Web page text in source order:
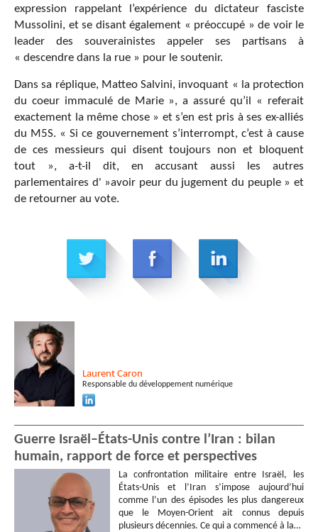
expression rappelant l’expérience du dictateur fasciste
Mussolini, et se disant également « préoccupé » de voir le
leader des souverainistes appeler ses partisans à
« descendre dans la rue » pour le soutenir.
Dans sa réplique, Matteo Salvini, invoquant « la protection
du coeur immaculé de Marie », a assuré qu’il « referait
exactement la même chose » et s’en est pris à ses ex-alliés
du M5S. « Si ce gouvernement s’interrompt, c’est à cause
de ces messieurs qui disent toujours non et bloquent
tout », a-t-il dit, en accusant aussi les autres
parlementaires d' »avoir peur du jugement du peuple » et
de retourner au vote.
Laurent Caron
Responsable du développement numérique
Guerre Israël–États-Unis contre l’Iran : bilan
humain, rapport de force et perspectives
La confrontation militaire entre Israël, les
États-Unis et l’Iran s’impose aujourd’hui
comme l’un des épisodes les plus dangereux
que le Moyen-Orient ait connus depuis
plusieurs décennies. Ce qui a commencé à la…